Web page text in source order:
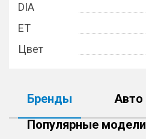
DIA
ET
Цвет
Бренды
Авто
Популярные модели